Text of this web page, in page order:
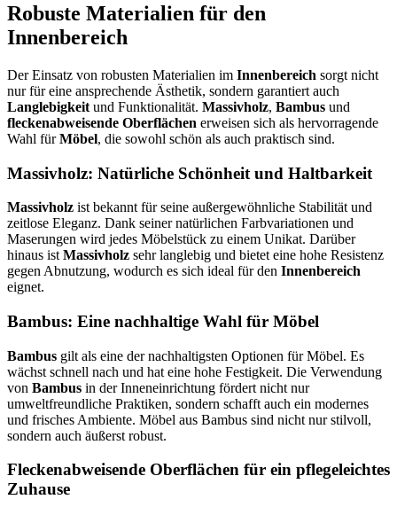
Robuste Materialien für den
Innenbereich
Der Einsatz von robusten Materialien im Innenbereich sorgt nicht
nur für eine ansprechende Ästhetik, sondern garantiert auch
Langlebigkeit und Funktionalität. Massivholz, Bambus und
fleckenabweisende Oberflächen erweisen sich als hervorragende
Wahl fürMöbel, die sowohl schön als auch praktisch sind.
Massivholz: Natürliche Schönheit und Haltbarkeit
Massivholz ist bekannt für seine außergewöhnliche Stabilität und
zeitlose Eleganz. Dank seiner natürlichen Farbvariationen und
Maserungen wird jedes Möbelstück zu einem Unikat. Darüber
hinaus ist Massivholz sehr langlebig und bietet eine hohe Resistenz
gegen Abnutzung, wodurch es sich ideal für den Innenbereich
eignet.
Bambus: Eine nachhaltige Wahl für Möbel
Bambus gilt als eine der nachhaltigsten Optionen für Möbel. Es
wächst schnell nach und hat eine hohe Festigkeit. Die Verwendung
von Bambus in der Inneneinrichtung fördert nicht nur
umweltfreundliche Praktiken, sondern schafft auch ein modernes
und frisches Ambiente. Möbel aus Bambus sind nicht nur stilvoll,
sondern auch äußerst robust.
Fleckenabweisende Oberflächen für ein pflegeleichtes
Zuhause